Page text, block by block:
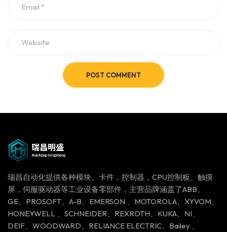
POST COMMENT
瑞昌自动化提供各种模块、卡件，控制器，CPU控制板、触摸
屏，伺服驱动器等工业设备零部件，主营品牌涵盖了ABB、
GE、PROSOFT、A-B、EMERSON 、MOTOROLA、XYVOM、
HONEYWELL 、SCHNEIDER、REXROTH、KUKA、NI、
DEIF、WOODWARD、RELIANCE ELECTRIC、Bailey 、